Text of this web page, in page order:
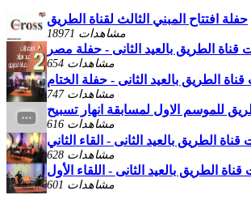
حفلة افتتاح المبني الثالث لقناة الطريق
18971 مشاهدات
قناة الطريق بالعيد الثانى - حفلة مصر
654 مشاهدات
قناة الطريق بالعيد الثانى - حفلة الختام
747 مشاهدات
للموسم الاول لمسابقة انهار تسبيح
616 مشاهدات
قناة الطريق بالعيد الثانى - القاء الثاني
628 مشاهدات
قناة الطريق بالعيد الثانى - اللقاء الأول
601 مشاهدات